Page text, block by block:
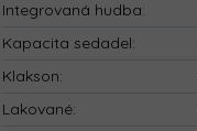
Integrovaná hudba:
Kapacita sedadel:
Klakson:
Lakované: